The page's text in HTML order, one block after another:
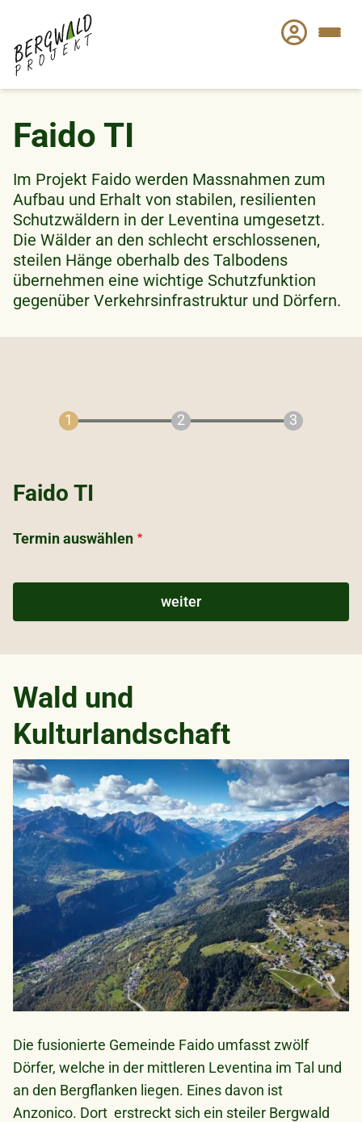
Inhalt
Faido TI
Im Projekt Faido werden Massnahmen zum
Aufbau und Erhalt von stabilen, resilienten
Schutzwäldern in der Leventina umgesetzt.
Die Wälder an den schlecht erschlossenen,
steilen Hänge oberhalb des Talbodens
übernehmen eine wichtige Schutzfunktion
gegenüber Verkehrsinfrastruktur und Dörfern.
Faido TI
Termin auswählen
Wald und
Kulturlandschaft
Bild
Die fusionierte Gemeinde Faido umfasst zwölf
Dörfer, welche in der mittleren Leventina im Tal und
an den Bergflanken liegen. Eines davon ist
Anzonico. Dort erstreckt sich ein steiler Bergwald